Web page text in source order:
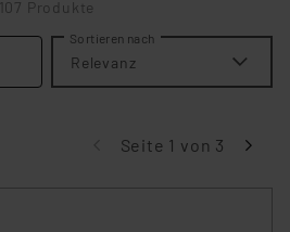
107 Produkte
Sortieren nach
Relevanz
Seite 1 von 3